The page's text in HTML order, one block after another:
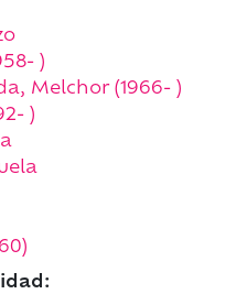
)
Melchor (1966- )
)